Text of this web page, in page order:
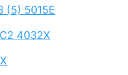
(5) 5015E
4032X